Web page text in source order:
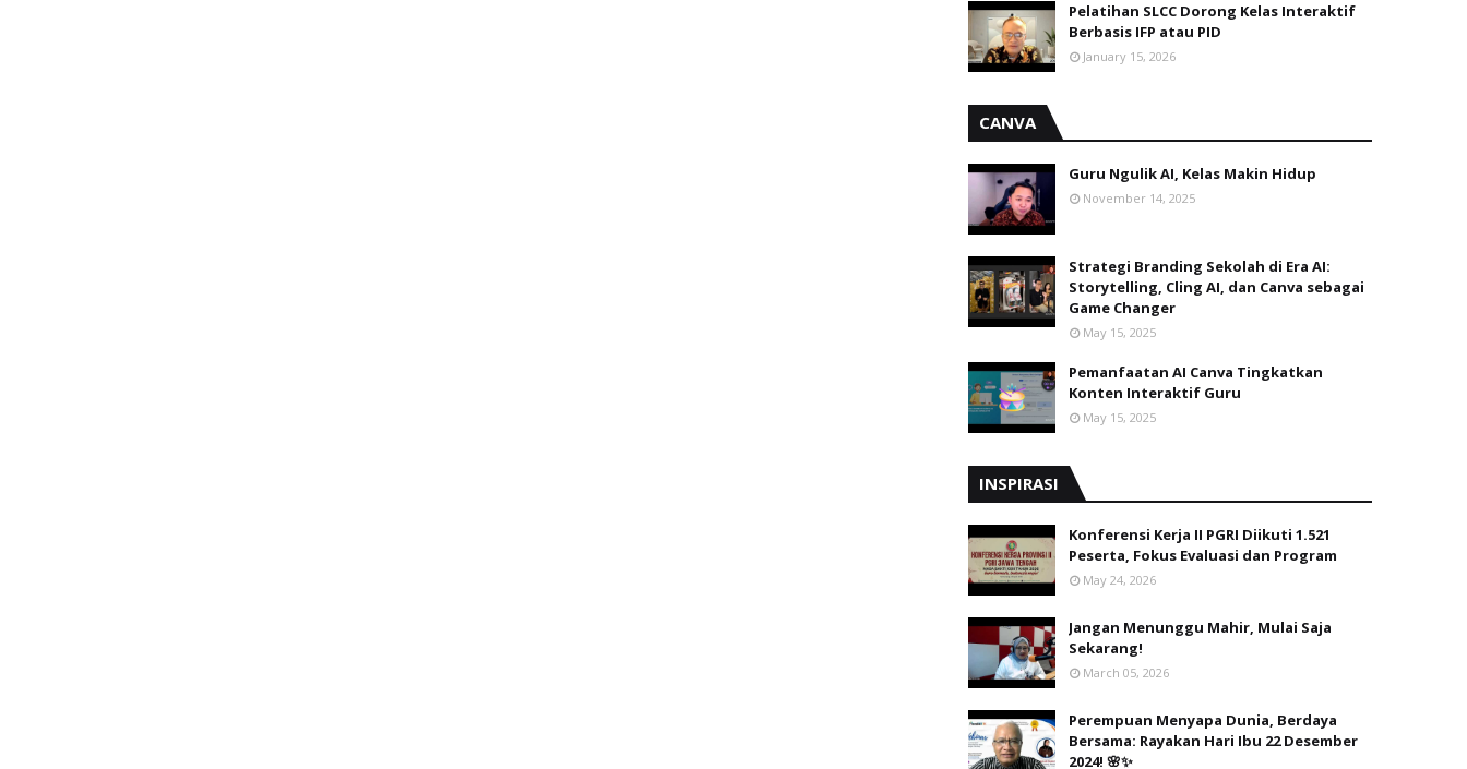
Pelatihan SLCC Dorong Kelas Interaktif
Berbasis IFP atau PID
January 15, 2026
CANVA
Guru Ngulik AI, Kelas Makin Hidup
November 14, 2025
Strategi Branding Sekolah di Era AI:
Storytelling, Cling AI, dan Canva sebagai
Game Changer
May 15, 2025
Pemanfaatan AI Canva Tingkatkan
Konten Interaktif Guru
May 15, 2025
INSPIRASI
Konferensi Kerja II PGRI Diikuti 1.521
Peserta, Fokus Evaluasi dan Program
May 24, 2026
Jangan Menunggu Mahir, Mulai Saja
Sekarang!
March 05, 2026
Perempuan Menyapa Dunia, Berdaya
Bersama: Rayakan Hari Ibu 22 Desember
2024! 🌸✨